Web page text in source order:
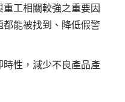
工相關較強之重要因
能被找到、降低假警
性，減少不良產品產